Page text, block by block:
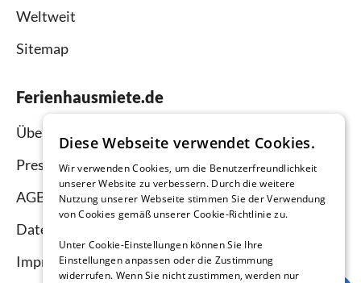
Weltweit
Sitemap
Ferienhausmiete.de
Über uns
Presse
AGB
Datenschutz
Impressum
Diese Webseite verwendet Cookies.
Wir verwenden Cookies, um die Benutzerfreundlichkeit
unserer Website zu verbessern. Durch die weitere
Nutzung unserer Webseite stimmen Sie der Verwendung
von Cookies gemäß unserer Cookie-Richtlinie zu.
Unter Cookie-Einstellungen können Sie Ihre
Einstellungen anpassen oder die Zustimmung
widerrufen. Wenn Sie nicht zustimmen, werden nur